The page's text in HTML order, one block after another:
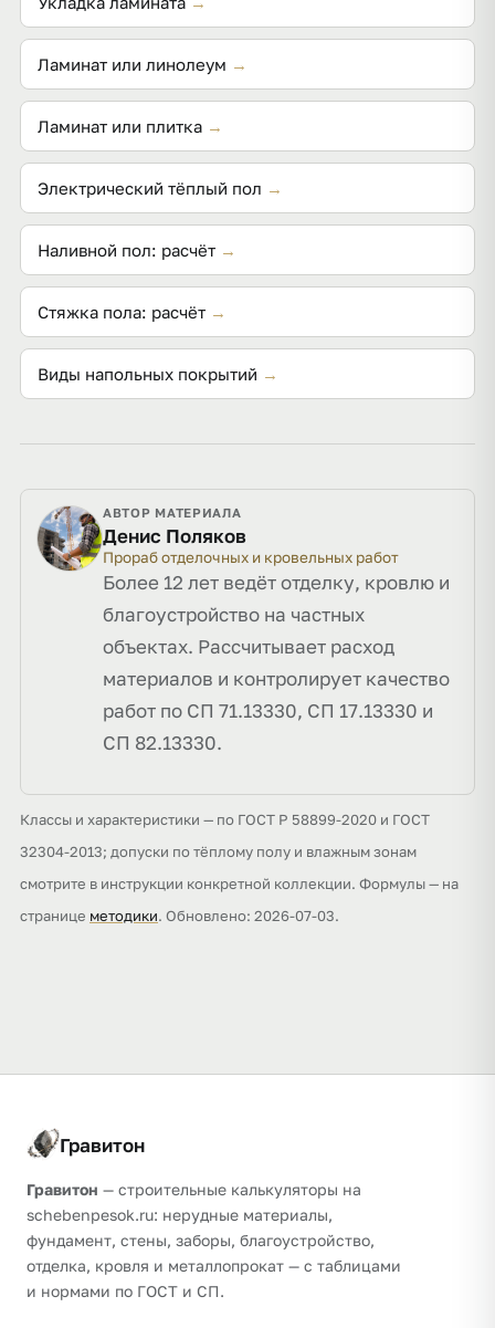
Ламинат или линолеум →
Ламинат или плитка →
Электрический тёплый пол →
Наливной пол: расчёт →
Стяжка пола: расчёт →
Виды напольных покрытий →
АВТОР МАТЕРИАЛА
Денис Поляков
Прораб отделочных и кровельных работ
Более 12 лет ведёт отделку, кровлю и
благоустройство на частных
объектах. Рассчитывает расход
материалов и контролирует качество
работ по СП 71.13330, СП 17.13330 и
СП 82.13330.
Классы и характеристики — по ГОСТ Р 58899-2020 и ГОСТ
32304-2013; допуски по тёплому полу и влажным зонам
смотрите в инструкции конкретной коллекции. Формулы — на
странице методики. Обновлено: 2026-07-03.
Гравитон
Гравитон — строительные калькуляторы на
schebenpesok.ru: нерудные материалы,
фундамент, стены, заборы, благоустройство,
отделка, кровля и металлопрокат — с таблицами
и нормами по ГОСТ и СП.